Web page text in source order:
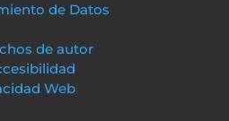
de Datos
de autor
Web